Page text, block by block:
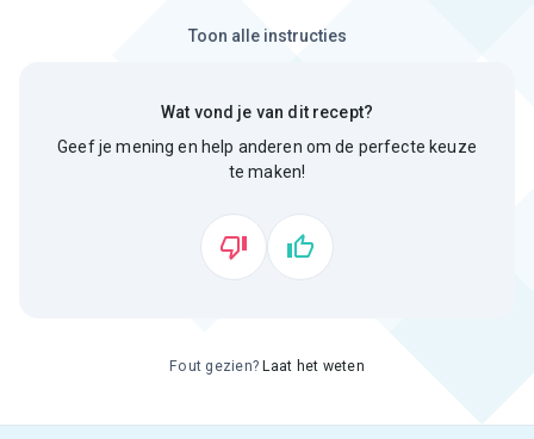
Toon alle instructies
Wat vond je van dit recept?
Geef je mening en help anderen om de perfecte keuze
te maken!
Fout gezien? Laat het weten